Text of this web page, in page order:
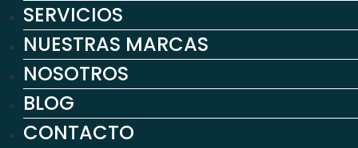
SERVICIOS
NUESTRAS MARCAS
NOSOTROS
BLOG
CONTACTO